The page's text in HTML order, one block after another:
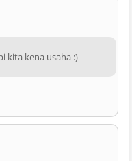
kita kena usaha :)